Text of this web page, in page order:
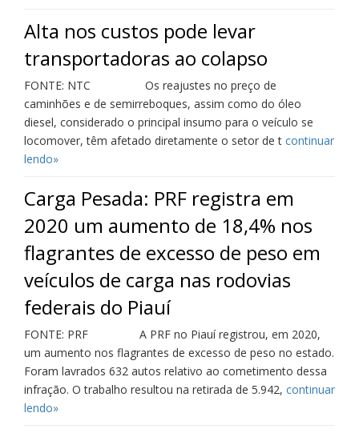
Alta nos custos pode levar
transportadoras ao colapso
FONTE: NTC Os reajustes no preço de
caminhões e de semirreboques, assim como do óleo
diesel, considerado o principal insumo para o veículo se
locomover, têm afetado diretamente o setor de t continuar
lendo»
Carga Pesada: PRF registra em
2020 um aumento de 18,4% nos
flagrantes de excesso de peso em
veículos de carga nas rodovias
federais do Piauí
FONTE: PRF A PRF no Piauí registrou, em 2020,
um aumento nos flagrantes de excesso de peso no estado.
Foram lavrados 632 autos relativo ao cometimento dessa
infração. O trabalho resultou na retirada de 5.942, continuar
lendo»